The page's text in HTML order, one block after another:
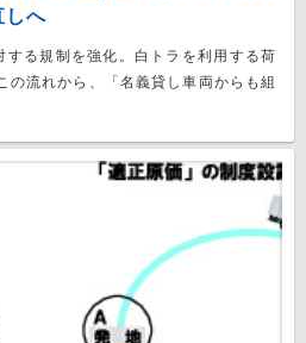
しへ
する規制を強化。白トラを利用する荷
の流れから、「名義貸し車両からも組